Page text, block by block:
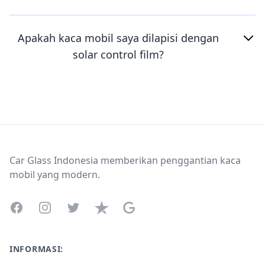
Apakah kaca mobil saya dilapisi dengan
solar control film?
Car Glass Indonesia memberikan penggantian kaca
mobil yang modern.
FacebookInstagramTwitterTrustpilotGoogle Business Profile
INFORMASI: